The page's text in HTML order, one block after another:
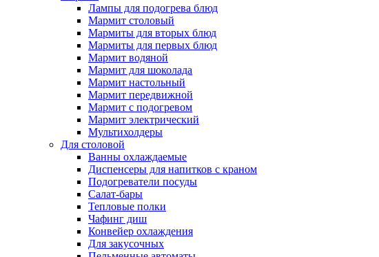
Лампы для подогрева блюд
Мармит столовый
Мармиты для вторых блюд
Мармиты для первых блюд
Мармит водяной
Мармит для шоколада
Мармит настольный
Мармит передвижной
Мармит с подогревом
Мармит электрический
Мультихолдеры
Для столовой
Ванны охлаждаемые
Диспенсеры для напитков с краном
Подогреватели посуды
Салат-бары
Тепловые полки
Чафинг диш
Конвейер охлаждения
Для закусочных